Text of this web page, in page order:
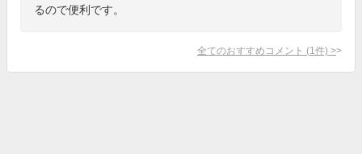
るので便利です。
全てのおすすめコメント (1 件) >